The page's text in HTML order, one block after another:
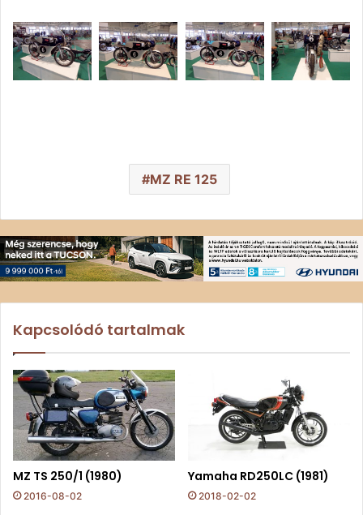
MZ RE 125
Kapcsolódó tartalmak
MZ TS 250/1 (1980)
2016-08-02
Yamaha RD250LC (1981)
2018-02-02